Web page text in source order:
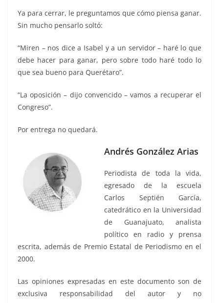
Ya para cerrar, le preguntamos que cómo piensa ganar.
Sin mucho pensarlo soltó:
“Miren – nos dice a Isabel y a un servidor – haré lo que
debe hacer para ganar, pero sobre todo haré todo lo
que sea bueno para Querétaro”.
“La oposición – dijo convencido – vamos a recuperar el
Congreso”.
Por entrega no quedará.
Andrés González Arias
Periodista de toda la vida,
egresado de la escuela
Carlos Septién García,
catedrático en la Universidad
de Guanajuato, analista
político en radio y prensa
escrita, además de Premio Estatal de Periodismo en el
2000.
Las opiniones expresadas en este documento son de
exclusiva responsabilidad del autor y no